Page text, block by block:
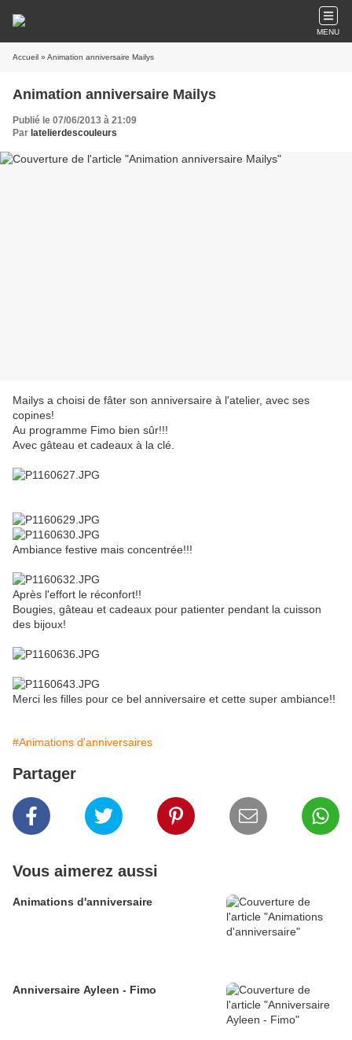
MENU
Accueil » Animation anniversaire Mailys
Animation anniversaire Mailys
Publié le 07/06/2013 à 21:09
Par latelierdescouleurs
Mailys a choisi de fâter son anniversaire à l'atelier, avec ses
copines!
Au programme Fimo bien sûr!!!
Avec gâteau et cadeaux à la clé.
Ambiance festive mais concentrée!!!
Après l'effort le réconfort!!
Bougies, gâteau et cadeaux pour patienter pendant la cuisson
des bijoux!
Merci les filles pour ce bel anniversaire et cette super ambiance!!
#Animations d'anniversaires
Partager
Vous aimerez aussi
Animations d'anniversaire
Anniversaire Ayleen - Fimo